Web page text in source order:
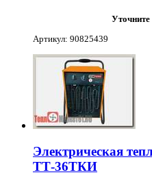
Уточните
Артикул: 90825439
Электрическая
ТТ-36ТКИ